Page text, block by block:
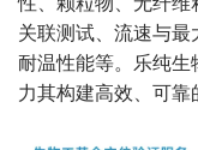
关联测试、流速与
耐温性能等。乐纯
力其构建高效、可靠